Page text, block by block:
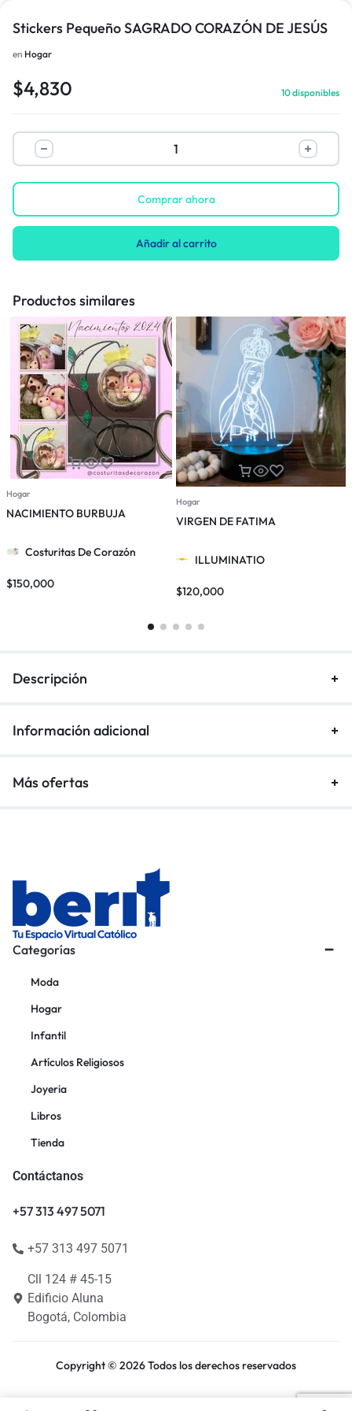
Stickers Pequeño SAGRADO CORAZÓN DE JESÚS
en Hogar
$4,830 10 disponibles
Añadir al carrito
Comprar ahora
Productos similares
Hogar
NACIMIENTO BURBUJA
Costuritas De Corazón
$150,000
Hogar
VIRGEN DE FATIMA
ILLUMINATIO
$120,000
Descripción
Información adicional
Más ofertas
Categorías
Moda
Hogar
Infantil
Artículos Religiosos
Joyeria
Libros
Tienda
Contáctanos
+57 313 497 5071
+57 313 497 5071
Cll 124 # 45-15
Edificio Aluna
Bogotá, Colombia
Copyright © 2026 Todos los derechos reservados